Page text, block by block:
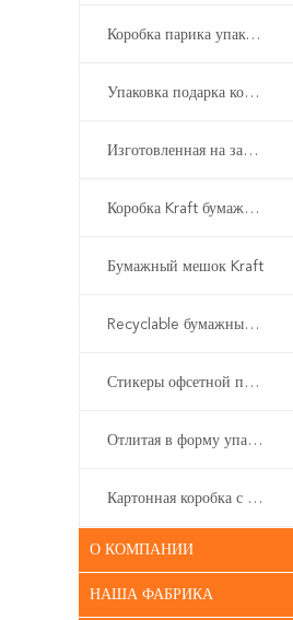
Коробка парика упаковывая
Упаковка подарка коробки дозора
Изготовленная на заказ упаковка подарка
Коробка Kraft бумажная упаковывая
Бумажный мешок Kraft
Recyclable бумажные сумки подарка
Стикеры офсетной печати
Отлитая в форму упаковка пульпы
Картонная коробка с циппом
О КОМПАНИИ
НАША ФАБРИКА